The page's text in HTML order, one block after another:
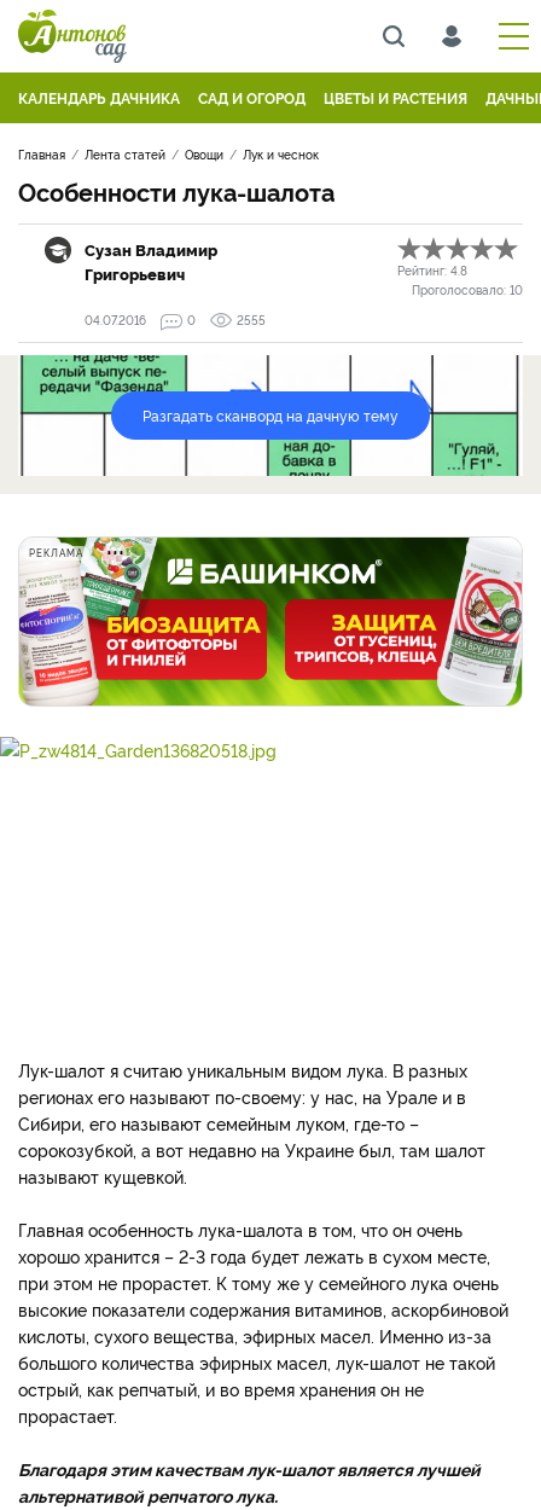
КАЛЕНДАРЬ ДАЧНИКА САД И ОГОРОД ЦВЕТЫ И РАСТЕНИЯ
Главная Лента статей Овощи Лук и чеснок
Особенности лука-шалота
Сузан Владимир
Григорьевич
Рейтинг: 4.8
Проголосовало: 10
04.07.2016
0 2555
Разгадать сканворд на дачную тему
РЕКЛАМА
Лук-шалот я считаю уникальным видом лука. В разных
регионах его называют по-своему: у нас, на Урале и в
Сибири, его называют семейным луком, где-то –
сорокозубкой, а вот недавно на Украине был, там шалот
называют кущевкой.
Главная особенность лука-шалота в том, что он очень
хорошо хранится – 2-3 года будет лежать в сухом месте,
при этом не прорастет. К тому же у семейного лука очень
высокие показатели содержания витаминов, аскорбиновой
кислоты, сухого вещества, эфирных масел. Именно из-за
большого количества эфирных масел, лук-шалот не такой
острый, как репчатый, и во время хранения он не
прорастает.
Благодаря этим качествам лук-шалот является лучшей
альтернативой репчатого лука.